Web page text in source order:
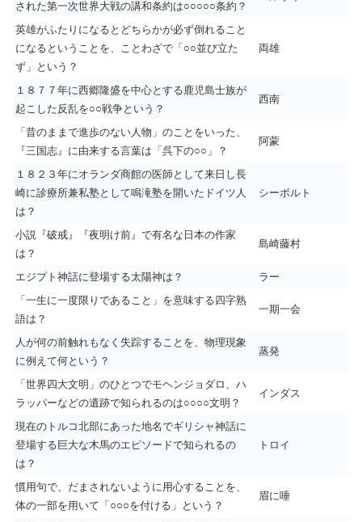
された第一次世界大戦の講和条約は○○○○○条約？
英雄がふたりになるとどちらかが必ず倒れること
になるということを、ことわざで「○○並び立た
ず」という？
両雄
１８７７年に西郷隆盛を中心とする鹿児島士族が
起こした反乱を○○戦争という？
西南
「昔のままで進歩のない人物」のことをいった、
『三国志』に由来する言葉は「呉下の○○」？
阿蒙
１８２３年にオランダ商館の医師として来日し長
崎に診療所兼私塾として鳴滝塾を開いたドイツ人
は？
シーボルト
小説『破戒』『夜明け前』で有名な日本の作家
は？
島崎藤村
エジプト神話に登場する太陽神は？
ラー
「一生に一度限りであること」を意味する四字熟
語は？
一期一会
人が何の前触れもなく失踪することを、物理現象
に例えて何という？
蒸発
「世界四大文明」のひとつでモヘンジョダロ、ハ
ラッパーなどの遺跡で知られるのは○○○○文明？
インダス
現在のトルコ北部にあった地名でギリシャ神話に
登場する巨大な木馬のエピソードで知られるの
は？
トロイ
慣用句で、だまされないように用心することを、
体の一部を用いて「○○○を付ける」という？
眉に唾